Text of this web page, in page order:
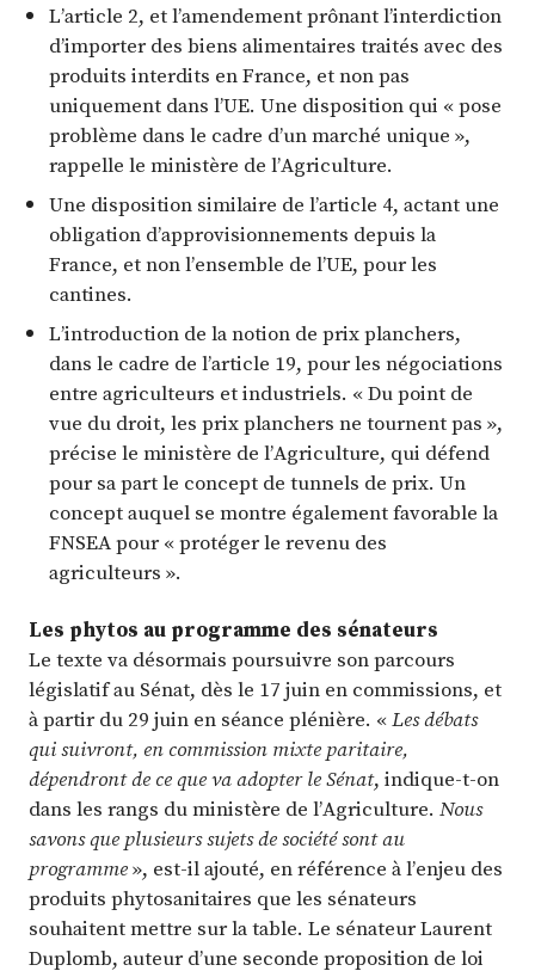
L’article 2, et l’amendement prônant l’interdiction
d’importer des biens alimentaires traités avec des
produits interdits en France, et non pas
uniquement dans l’UE. Une disposition qui « pose
problème dans le cadre d’un marché unique »,
rappelle le ministère de l’Agriculture.
Une disposition similaire de l’article 4, actant une
obligation d’approvisionnements depuis la
France, et non l’ensemble de l’UE, pour les
cantines.
L’introduction de la notion de prix planchers,
dans le cadre de l’article 19, pour les négociations
entre agriculteurs et industriels. « Du point de
vue du droit, les prix planchers ne tournent pas »,
précise le ministère de l’Agriculture, qui défend
pour sa part le concept de tunnels de prix. Un
concept auquel se montre également favorable la
FNSEA pour « protéger le revenu des
agriculteurs ».
Les phytos au programme des sénateurs
Le texte va désormais poursuivre son parcours
législatif au Sénat, dès le 17 juin en commissions, et
à partir du 29 juin en séance plénière. «Les débats
qui suivront, en commission mixte paritaire,
dépendront de ce que va adopter le Sénat, indique-t-on
dans les rangs du ministère de l’Agriculture. Nous
savons que plusieurs sujets de société sont au
programme», est-il ajouté, en référence à l’enjeu des
produits phytosanitaires que les sénateurs
souhaitent mettre sur la table. Le sénateur Laurent
Duplomb, auteur d’une seconde proposition de loi